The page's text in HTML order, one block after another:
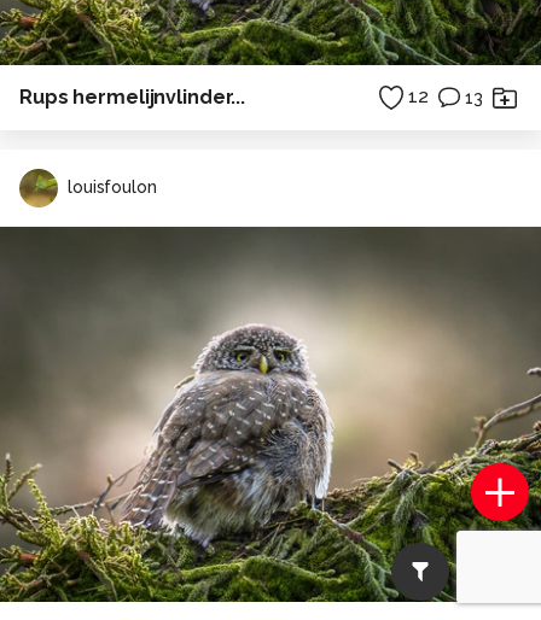
Rups hermelijnvlinder... 12 13
louisfoulon